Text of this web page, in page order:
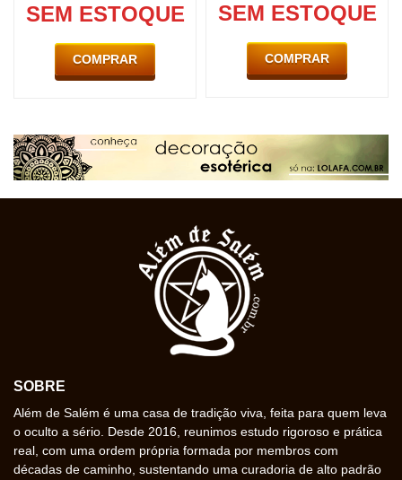
SEM ESTOQUE
COMPRAR
SEM ESTOQUE
COMPRAR
SOBRE
Além de Salém é uma casa de tradição viva, feita para quem leva
o oculto a sério. Desde 2016, reunimos estudo rigoroso e prática
real, com uma ordem própria formada por membros com
décadas de caminho, sustentando uma curadoria de alto padrão